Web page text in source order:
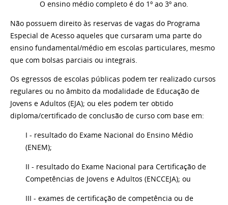
O ensino médio completo é do 1º ao 3º ano.
Não possuem direito às reservas de vagas do Programa
Especial de Acesso aqueles que cursaram uma parte do
ensino fundamental/médio em escolas particulares, mesmo
que com bolsas parciais ou integrais.
Os egressos de escolas públicas podem ter realizado cursos
regulares ou no âmbito da modalidade de Educação de
Jovens e Adultos (EJA); ou eles podem ter obtido
diploma/certificado de conclusão de curso com base em:
I - resultado do Exame Nacional do Ensino Médio
(ENEM);
II - resultado do Exame Nacional para Certificação de
Competências de Jovens e Adultos (ENCCEJA); ou
III - exames de certificação de competência ou de